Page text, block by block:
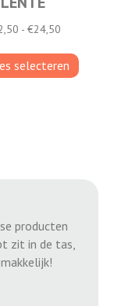
- €24,50Prijsklasse:
tot
€24,50
selecteren
Dit
product
producten
zit in de tas,